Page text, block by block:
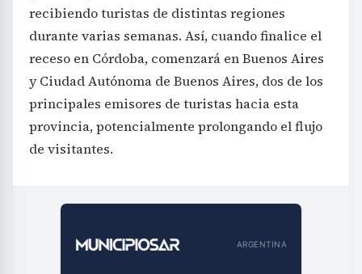
recibiendo turistas de distintas regiones
durante varias semanas. Así, cuando finalice el
receso en Córdoba, comenzará en Buenos Aires
y Ciudad Autónoma de Buenos Aires, dos de los
principales emisores de turistas hacia esta
provincia, potencialmente prolongando el flujo
de visitantes.
ARGENTINA